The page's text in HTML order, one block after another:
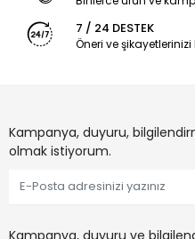
7 / 24 DESTEK
Öneri ve
Kampanya, duyuru,
olmak istiyorum.
Kampanya, duyuru ve